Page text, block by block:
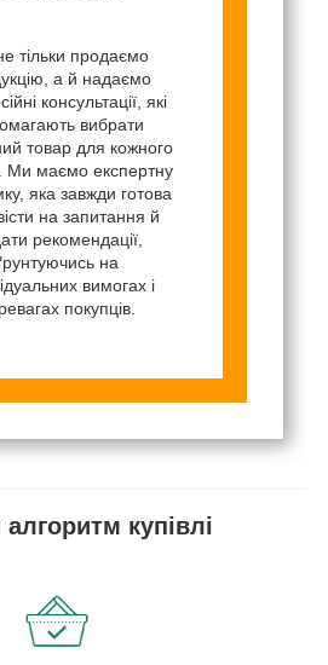
тільки продаємо
а й надаємо
консультації, які
вибрати
товар для кожного
Ми маємо експертну
яка завжди готова
на запитання й
рекомендації,
на
вимогах і
покупців.
купівлі